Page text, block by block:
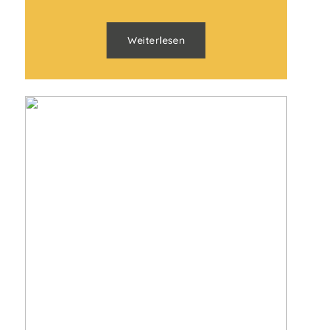
Weiterlesen